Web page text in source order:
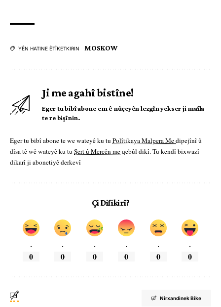
YÊN HATINE ÊTÎKETKIRIN MOSKOW
Ji me agahî bistîne!
Eger tu bibî abone em ê nûçeyên lezgîn yekser ji maîla
te re bişînin.
Eger tu bibî abone te we wateyê ku tu Polîtikaya Malpera Medipejînî û
dîsa tê wê wateyê ku tu Şert û Mercên meqebûl dikî. Tu kendî bixwazî
dikarî ji abonetiyê derkevî
Çi Difikirî?
.
0
.
0
.
0
.
0
.
0
.
0
Nirxandinek Bike